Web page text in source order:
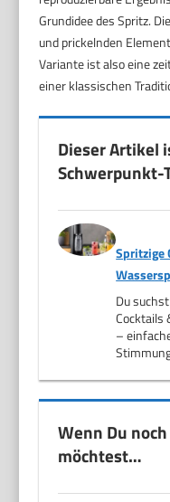
Grundidee des Spritz.
und prickelnden
Variante ist also eine
einer klassischen
Dieser Artikel
Schwerpunkt-
Spritzige
Du
Cocktails
–
Wenn Du
möchtest…